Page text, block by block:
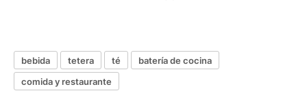
bebida tetera té
batería de cocina
comida y restaurante